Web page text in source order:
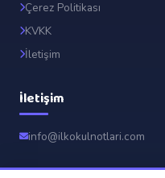
Çerez Politikası
KVKK
İletişim
İletişim
info@ilkokulnotlari.com